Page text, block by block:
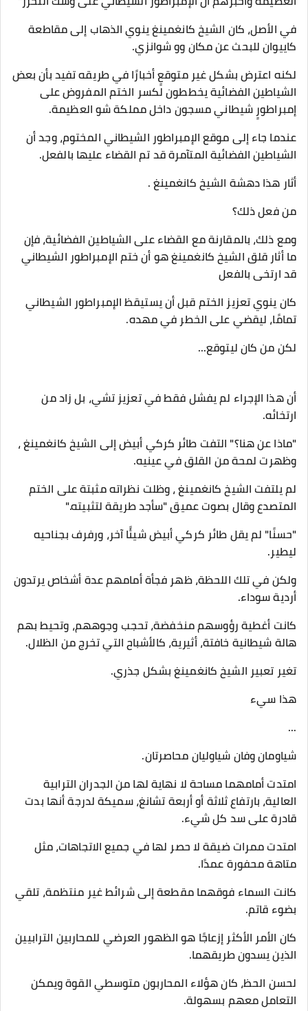
في الأصل، كان الشيخ كانغمينغ ينوي الذهاب إلى مقاطعة
كاييوان للبحث عن مكان وو شوانزي.
لكنه اعترض بشكل غير متوقعٍ أخبارًا في طريقه تفيد بأن بعض
الشياطين الفضائية يخططون لكسر الختم المفروض على
إمبراطورٍ شيطاني مسجون داخل مملكة شو العظيمة.
عندما جاء إلى موقع الإمبراطور الشيطاني المختوم، وجد أن
الشياطين الفضائية المتآمرة قد تم القضاء عليها بالفعل.
أثار هذا دهشة الشيخ كانغمينغ .
من فعل ذلك؟
ومع ذلك، بالمقارنة مع القضاء على الشياطين الفضائية، فإن
ما أثار قلق الشيخ كانغمينغ هو أن ختم الإمبراطور الشيطاني
قد ارتخى بالفعل
كان ينوي تعزيز الختم قبل أن يستيقظ الإمبراطور الشيطاني
تمامًا، ليقضي على الخطر في مهده.
لكن من كان ليتوقع...
أن هذا الإجراء لم يفشل فقط في تعزيز تشي، بل زاد من
ارتخائه.
"ماذا عن هنا؟" التفت طائر كركي أبيض إلى الشيخ كانغمينغ ،
وظهرت لمحة من القلق في عينيه.
لم يلتفت الشيخ كانغمينغ ، وظلت نظراته مثبتة على الختم
المتصدع وقال بصوت عميق "سأجد طريقة لتثبيته."
"حسنًا" لم يقل طائر كركي أبيض شيئًا آخر، ورفرف بجناحيه
ليطير.
ولكن في تلك اللحظة، ظهر فجأة أمامهم عدة أشخاص يرتدون
أردية سوداء.
كانت أغطية رؤوسهم منخفضة، تحجب وجوههم، وتحيط بهم
هالة شيطانية خافتة، أثيرية، كالأشباح التي تخرج من الظلال.
تغير تعبير الشيخ كانغمينغ بشكل جذري.
هذا سيء
...
شياومان وفان شياوليان محاصرتان.
امتدت أمامهما مساحة لا نهاية لها من الجدران الترابية
العالية، بارتفاع ثلاثة أو أربعة تشانغ، سميكة لدرجة أنها بدت
قادرة على سد كل شيء.
امتدت ممرات ضيقة لا حصر لها في جميع الاتجاهات، مثل
متاهة محفورة عمدًا.
كانت السماء فوقهما مقطعة إلى شرائط غير منتظمة، تلقي
بضوء قاتم.
كان الأمر الأكثر إزعاجًا هو الظهور العرضي للمحاربين الترابيين
الذين يسدون طريقهما.
لحسن الحظ، كان هؤلاء المحاربون متوسطي القوة ويمكن
التعامل معهم بسهولة.